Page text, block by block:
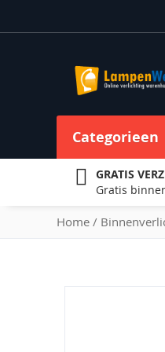
naar
inhoud
Categorieen
GRATIS
Gratis
Home